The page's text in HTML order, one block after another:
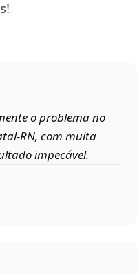
o problema no
com muita
impecável.